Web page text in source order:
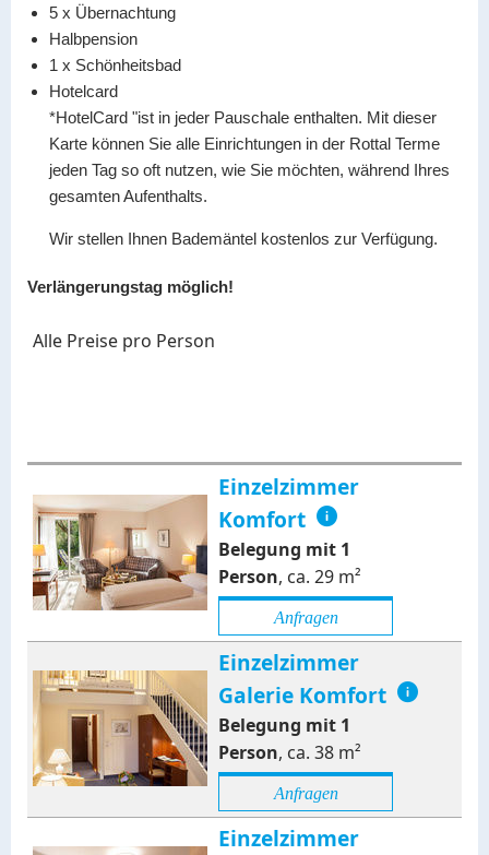
5 x Übernachtung
Halbpension
1 x Schönheitsbad
Hotelcard
*HotelCard "ist in jeder Pauschale enthalten. Mit dieser
Karte können Sie alle Einrichtungen in der Rottal Terme
jeden Tag so oft nutzen, wie Sie möchten, während Ihres
gesamten Aufenthalts.
Wir stellen Ihnen Bademäntel kostenlos zur Verfügung.
Verlängerungstag möglich!
Alle Preise pro Person
Einzelzimmer
Komfort
Belegung mit 1
Person, ca. 29 m²
Anfragen
Einzelzimmer
Galerie Komfort
Belegung mit 1
Person, ca. 38 m²
Anfragen
Einzelzimmer